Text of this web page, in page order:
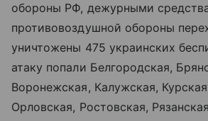
обороны РФ, дежурными
противовоздушной обороны
уничтожены 475 украинских
атаку попали Белгородская,
Воронежская, Калужская,
Орловская, Ростовская,